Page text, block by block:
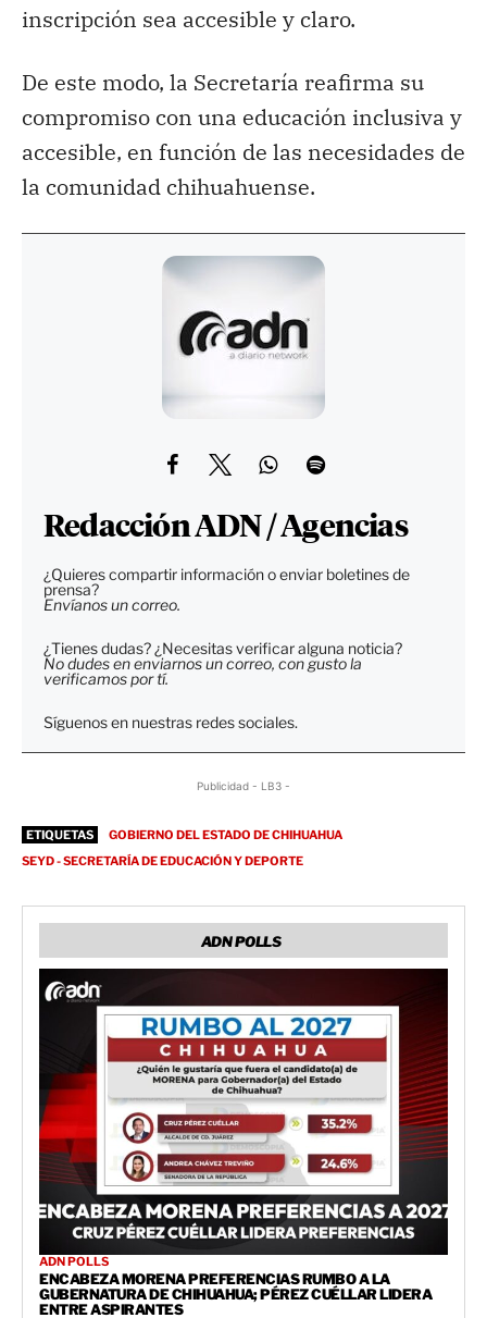
inscripción sea accesible y claro.
De este modo, la Secretaría reafirma su
compromiso con una educación inclusiva y
accesible, en función de las necesidades de
la comunidad chihuahuense.
Redacción ADN / Agencias
¿Quieres compartir información o enviar boletines de
prensa?
Envíanos un correo.
¿Tienes dudas? ¿Necesitas verificar alguna noticia?
No dudes en enviarnos un correo, con gusto la
verificamos por tí.
Síguenos en nuestras redes sociales.
Publicidad - LB3 -
ETIQUETAS
GOBIERNO DEL ESTADO DE CHIHUAHUA
SEYD - SECRETARÍA DE EDUCACIÓN Y DEPORTE
ADN POLLS
ADN POLLS
ENCABEZA MORENA PREFERENCIAS RUMBO A LA
GUBERNATURA DE CHIHUAHUA; PÉREZ CUÉLLAR LIDERA
ENTRE ASPIRANTES